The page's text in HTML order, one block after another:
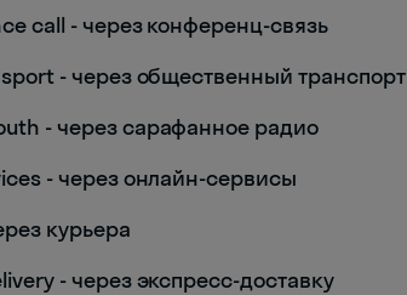
call - через конференц-связь
- через общественный транспорт
- через сарафанное радио
- через онлайн-сервисы
курьера
- через экспресс-доставку